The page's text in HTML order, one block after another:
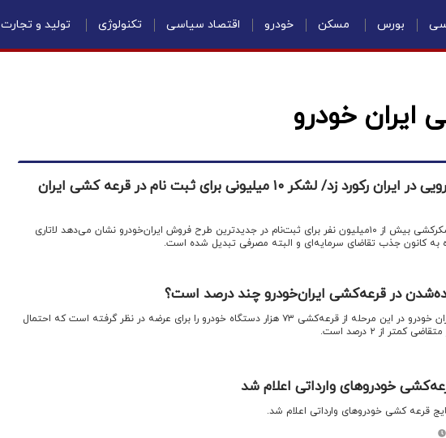
بورس مسکن خودرو اقتصاد سیاسی تکنولوژی تولید و تجارت
ایران خودرو
لاتاری خودرویی در ایران رکورد زد/ لشکر ۱۰ میلیونی برای ثبت نام در قرعه کشی ایران
اقتصادنیوز: لشکرکشی بیش از ۱۰‌میلیون نفر برای ثبت‌نام در جدیدترین طرح فروش ایران‌خودرو نشان می‌دهد لاتاری‌
به کانون جذب تقاضای سرمایه‌ای و البته مصرفی تبدیل شده است.
در قرعه‌کشی ایران‌خودرو چند درصد است؟
اقتصادنیوز: ایران خودرو در این مرحله از قرعه‌کشی ۷۳ هزار دستگاه خودرو را برای عرضه در نظر گرفته است که احتمال
کمتر از ۲ درصد است.
خودروهای وارداتی اعلام شد
قرعه کشی خودروهای وارداتی اعلام شد.